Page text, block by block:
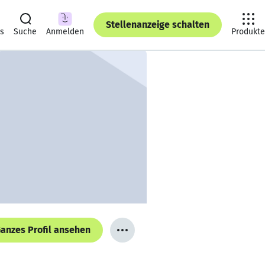
Suche Anmelden
Stellenanzeige schalten
Produkte
Profil ansehen